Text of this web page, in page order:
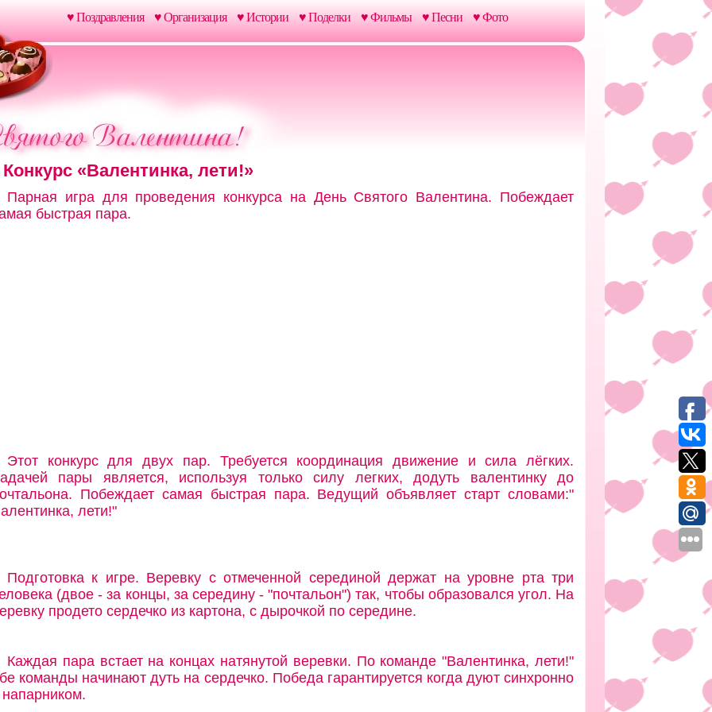
♥ Поздравления ♥ Организация ♥ Истории ♥ Поделки ♥ Фильмы ♥ Песни ♥ Фото
Конкурс «Валентинка, лети!»
Парная игра для проведения конкурса на День Святого Валентина. Побеждает
быстрая пара.
Этот конкурс для двух пар. Требуется координация движение и сила лёгких.
пары является, используя только силу легких, додуть валентинку до
Побеждает самая быстрая пара. Ведущий объявляет старт словами:"
лети!"
Подготовка к игре. Веревку с отмеченной серединой держат на уровне рта три
(двое - за концы, за середину - "почтальон") так, чтобы образовался угол. На
продето сердечко из картона, с дырочкой по середине.
Каждая пара встает на концах натянутой веревки. По команде "Валентинка, лети!"
команды начинают дуть на сердечко. Победа гарантируется когда дуют синхронно
напарником.